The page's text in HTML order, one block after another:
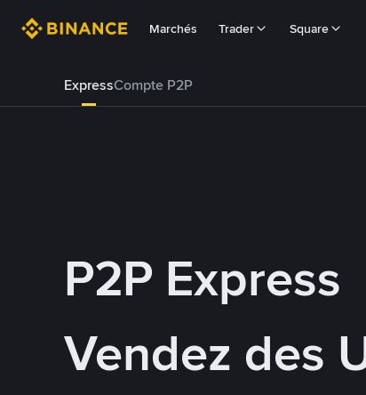
Marchés Trader Square
ExpressCompte P2P
P2P Express
Vendez des